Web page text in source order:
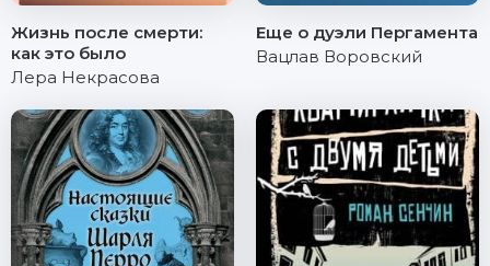
Жизнь после смерти:
как это было
Лера Некрасова
Еще о дуэли Пергамента
Вацлав Воровский